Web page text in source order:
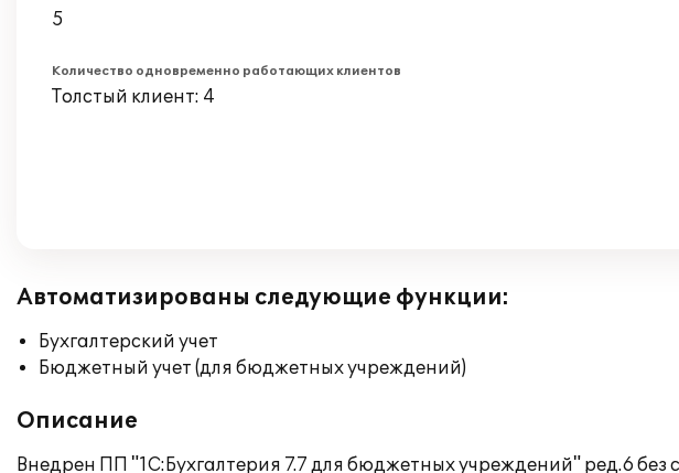
5
Количество одновременно работающих клиентов
Толстый клиент: 4
Автоматизированы следующие функции:
Бухгалтерский учет
Бюджетный учет (для бюджетных учреждений)
Описание
Внедрен ПП "1С:Бухгалтерия 7.7 для бюджетных учреждений" ред.6